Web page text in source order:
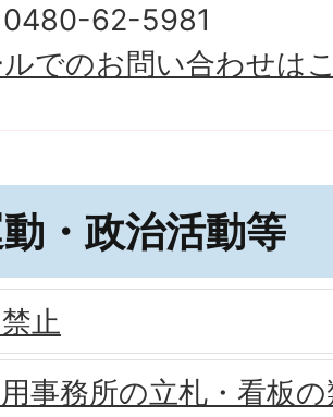
0480-62-5981
ルでのお問い合わせは
・政治活動等
止
事務所の立札・看板